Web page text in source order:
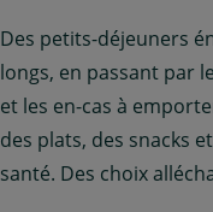
Des petits-déjeuners
longs, en passant par
et les en-cas à
des plats, des snacks
santé. Des choix